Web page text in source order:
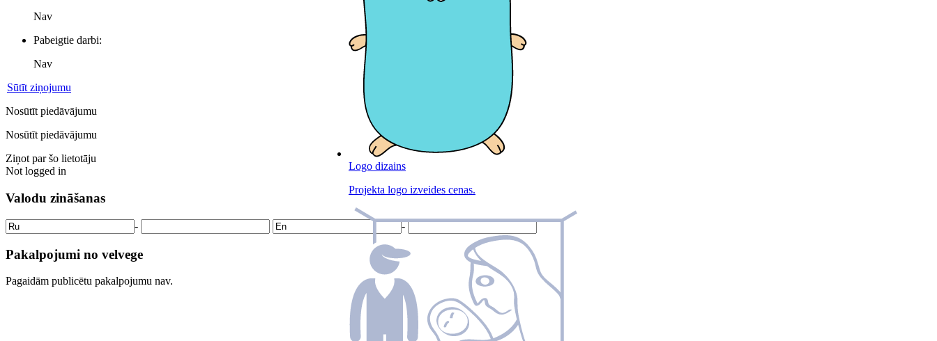
Logo dizains
Projekta logo izveides cenas.
Nav
Pabeigtie darbi:
Nav
Sūtīt ziņojumu
Nosūtīt piedāvājumu
Nosūtīt piedāvājumu
Ziņot par šo lietotāju
Not logged in
Valodu zināšanas
- -
Pakalpojumi no velvege
Pagaidām publicētu pakalpojumu nav.